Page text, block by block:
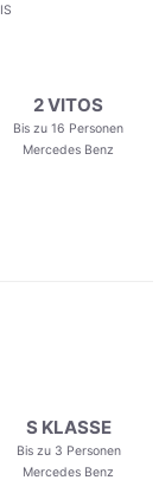
2 VITOS
Bis zu 16 Personen
Mercedes Benz
S KLASSE
Bis zu 3 Personen
Mercedes Benz